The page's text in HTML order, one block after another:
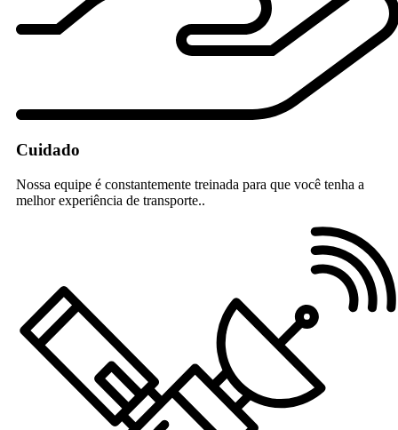
Cuidado
Nossa equipe é constantemente treinada para que você tenha a
melhor experiência de transporte..